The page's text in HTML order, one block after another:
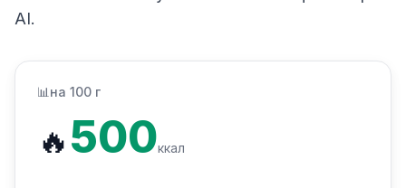
AI.
📊 на 100 г
🔥500ккал